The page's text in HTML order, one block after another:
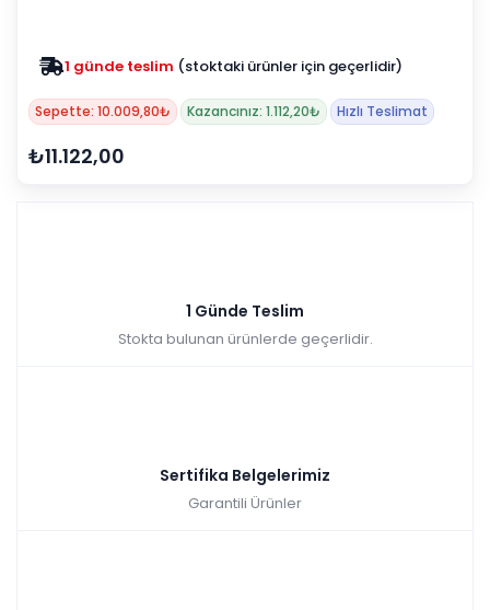
1 günde teslim (stoktaki ürünler için geçerlidir)
Sepette: 10.009,80₺ Kazancınız: 1.112,20₺ Hızlı Teslimat
₺11.122,00
1 Günde Teslim
Stokta bulunan ürünlerde geçerlidir.
Sertifika Belgelerimiz
Garantili Ürünler